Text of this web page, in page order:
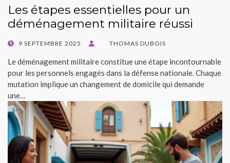
Les étapes essentielles pour un
déménagement militaire réussi
POSTED
9 SEPTEMBRE 2025 THOMAS DUBOIS
Le déménagement militaire constitue une étape incontournable
pour les personnels engagés dans la défense nationale. Chaque
mutation implique un changement de domicile qui demande
une…